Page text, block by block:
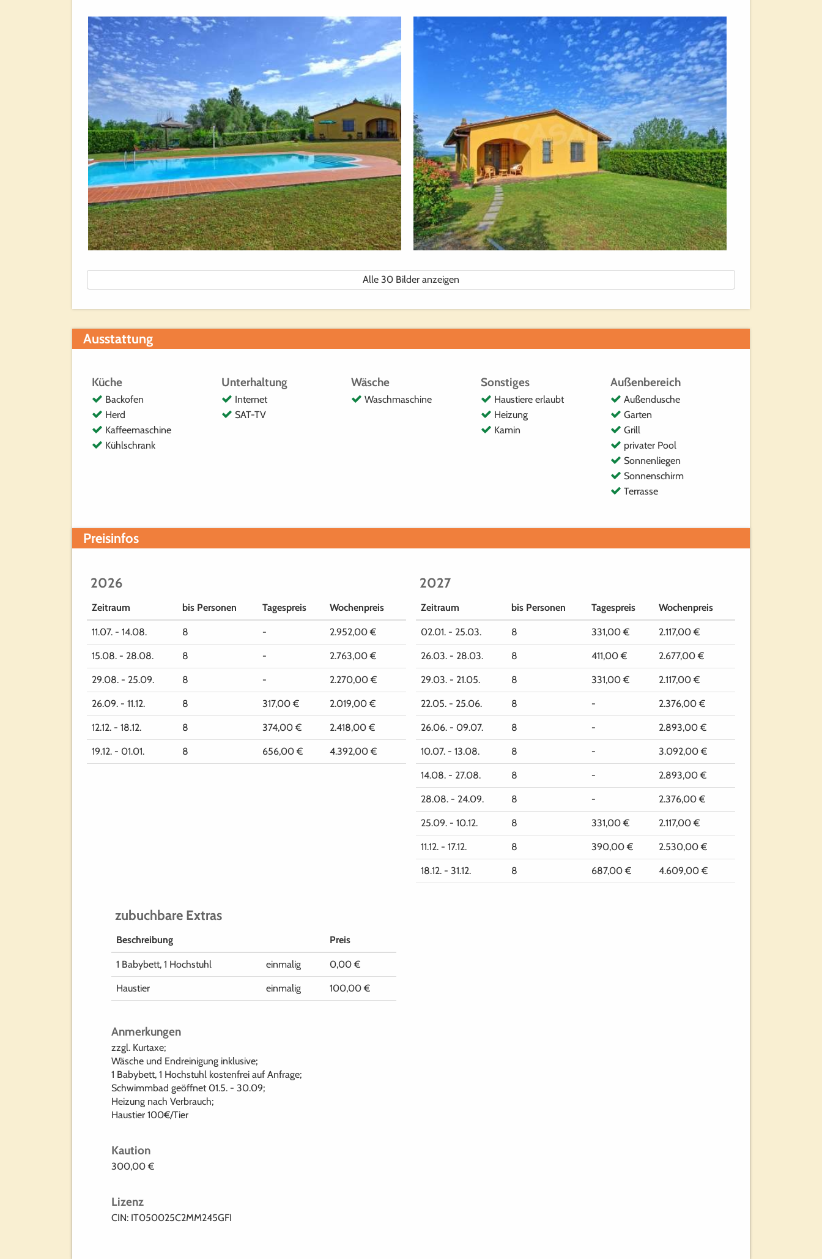
Alle 30 Bilder anzeigen
Ausstattung
Küche
Backofen
Herd
Kaffeemaschine
Kühlschrank
Unterhaltung
Internet
SAT-TV
Wäsche
Waschmaschine
Sonstiges
Haustiere erlaubt
Heizung
Kamin
Außenbereich
Außendusche
Garten
Grill
privater Pool
Sonnenliegen
Sonnenschirm
Terrasse
Preisinfos
2026
Zeitraum bis Personen Tagespreis Wochenpreis
11.07. - 14.08. 8 - 2.952,00 €
15.08. - 28.08. 8 - 2.763,00 €
29.08. - 25.09. 8 - 2.270,00 €
26.09. - 11.12. 8 317,00 € 2.019,00 €
12.12. - 18.12. 8 374,00 € 2.418,00 €
19.12. - 01.01. 8 656,00 € 4.392,00 €
2027
Zeitraum bis Personen Tagespreis Wochenpreis
02.01. - 25.03. 8 331,00 € 2.117,00 €
26.03. - 28.03. 8 411,00 € 2.677,00 €
29.03. - 21.05. 8 331,00 € 2.117,00 €
22.05. - 25.06. 8 - 2.376,00 €
26.06. - 09.07. 8 - 2.893,00 €
10.07. - 13.08. 8 - 3.092,00 €
14.08. - 27.08. 8 - 2.893,00 €
28.08. - 24.09. 8 - 2.376,00 €
25.09. - 10.12. 8 331,00 € 2.117,00 €
11.12. - 17.12. 8 390,00 € 2.530,00 €
18.12. - 31.12. 8 687,00 € 4.609,00 €
zubuchbare Extras
Beschreibung Preis
1 Babybett, 1 Hochstuhl einmalig 0,00 €
Haustier einmalig 100,00 €
Anmerkungen
zzgl. Kurtaxe;
Wäsche und Endreinigung inklusive;
1 Babybett, 1 Hochstuhl kostenfrei auf Anfrage;
Schwimmbad geöffnet 01.5. - 30.09;
Heizung nach Verbrauch;
Haustier 100€/Tier
Kaution
300,00 €
Lizenz
CIN: IT050025C2MM245GFI